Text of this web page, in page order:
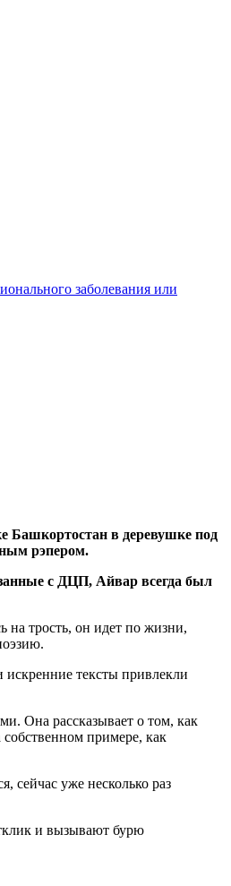
заболевания или
Башкортостан в деревушке под
рэпером.
с ДЦП, Айвар всегда был
на трость, он идет по жизни,
тексты привлекли
Она рассказывает о том, как
примере, как
сейчас уже несколько раз
и вызывают бурю